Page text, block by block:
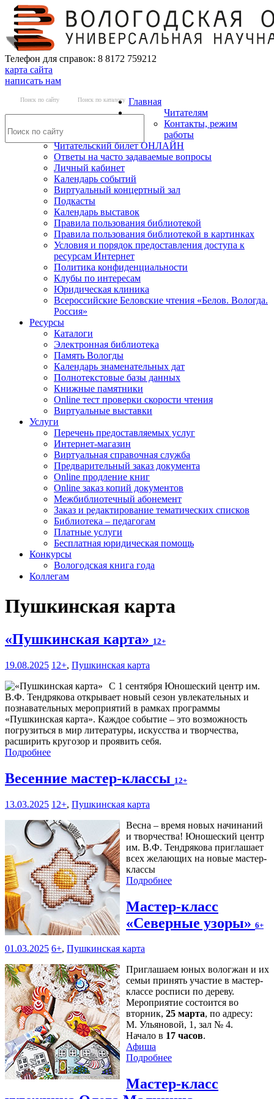
Телефон для справок: 8 8172 759212
карта сайта
написать нам
Поиск по сайту Поиск по каталогу Главная
Читателям
Контакты, режим
работы
Читательский билет ОНЛАЙН
Ответы на часто задаваемые вопросы
Личный кабинет
Календарь событий
Виртуальный концертный зал
Подкасты
Календарь выставок
Правила пользования библиотекой
Правила пользования библиотекой в картинках
Условия и порядок предоставления доступа к
ресурсам Интернет
Политика конфиденциальности
Клубы по интересам
Юридическая клиника
Всероссийские Беловские чтения «Белов. Вологда.
Россия»
Ресурсы
Каталоги
Электронная библиотека
Память Вологды
Календарь знаменательных дат
Полнотекстовые базы данных
Книжные памятники
Online тест проверки скорости чтения
Виртуальные выставки
Услуги
Перечень предоставляемых услуг
Интернет-магазин
Виртуальная справочная служба
Предварительный заказ документа
Online продление книг
Online заказ копий документов
Межбиблиотечный абонемент
Заказ и редактирование тематических списков
Библиотека – педагогам
Платные услуги
Бесплатная юридическая помощь
Конкурсы
Вологодская книга года
Коллегам
Пушкинская карта
«Пушкинская карта» 12+
19.08.2025 12+, Пушкинская карта
С 1 сентября Юношеский центр им.
В.Ф. Тендрякова открывает новый сезон увлекательных и
познавательных мероприятий в рамках программы
«Пушкинская карта». Каждое событие – это возможность
погрузиться в мир литературы, искусства и творчества,
расширить кругозор и проявить себя.
Подробнее
Весенние мастер-классы 12+
13.03.2025 12+, Пушкинская карта
Весна – время новых начинаний
и творчества! Юношеский центр
им. В.Ф. Тендрякова приглашает
всех желающих на новые мастер-
классы
Подробнее
Мастер-класс
«Северные узоры» 6+
01.03.2025 6+, Пушкинская карта
Приглашаем юных вологжан и их
семьи принять участие в мастер-
классе росписи по дереву.
Мероприятие состоится во
вторник, 25 марта, по адресу:
М. Ульяновой, 1, зал № 4.
Начало в 17 часов.
Афиша
Подробнее
Мастер-класс